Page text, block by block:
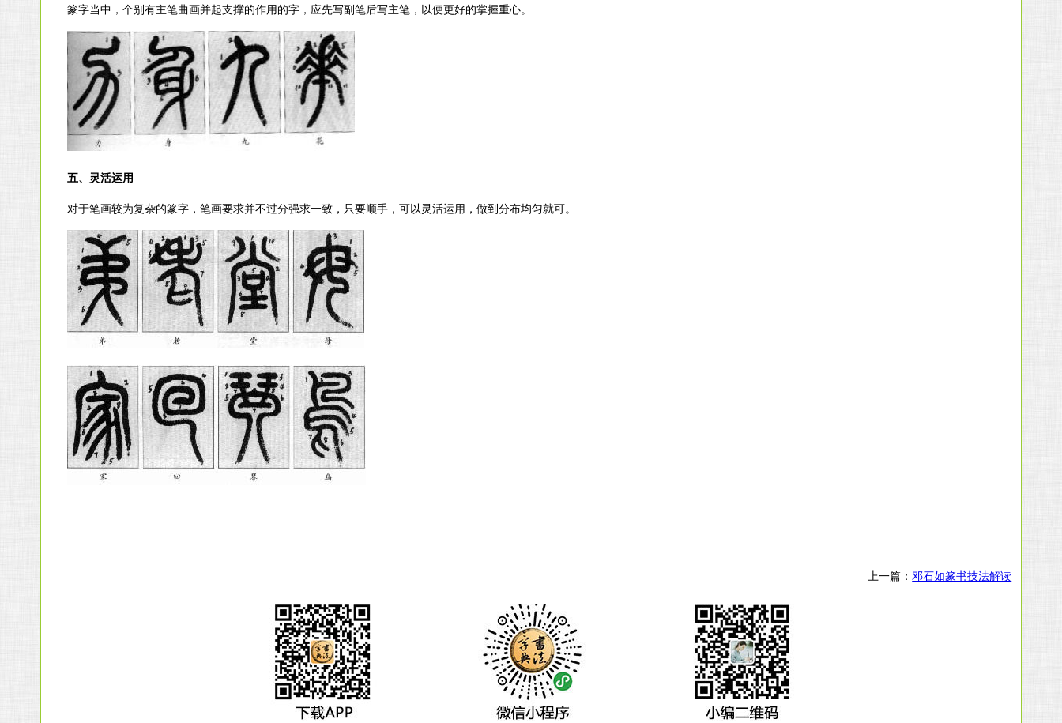
篆字当中，个别有主笔曲画并起支撑的作用的字，应先写副笔后写主笔，以便更好的掌握重心。
五、灵活运用
对于笔画较为复杂的篆字，笔画要求并不过分强求一致，只要顺手，可以灵活运用，做到分布均匀就可。
上一篇：邓石如篆书技法解读